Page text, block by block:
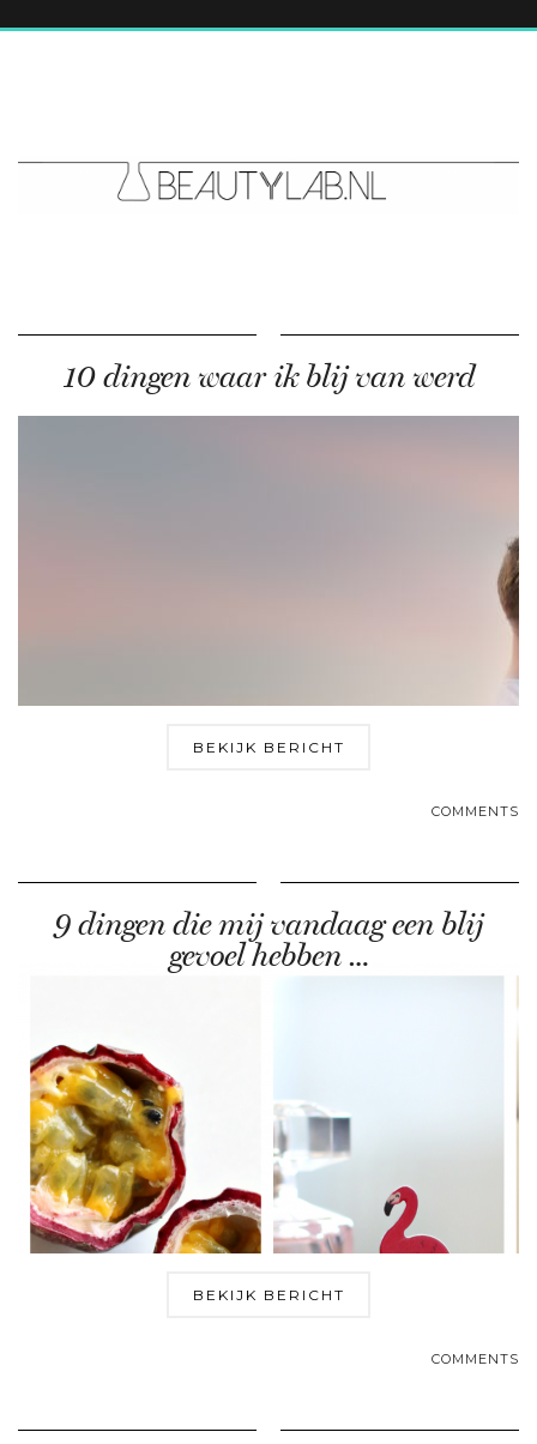
10 dingen waar ik blij van werd
BEKIJK BERICHT
COMMENTS
9 dingen die mij vandaag een blij
gevoel hebben …
BEKIJK BERICHT
COMMENTS